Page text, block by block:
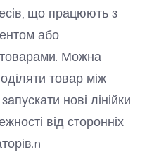
що працюють з
або
Можна
товар між
нові лінійки
від сторонніх